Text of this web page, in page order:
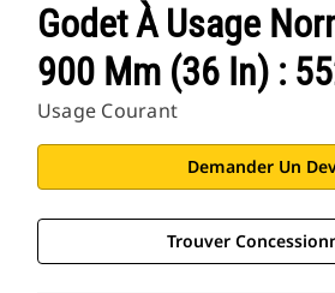
Godet À Usage
900 Mm (36 In) :
Usage Courant
Demander Un
Trouver